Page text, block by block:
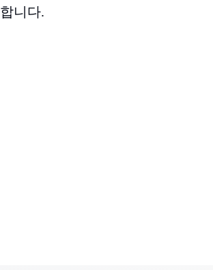
합니다.